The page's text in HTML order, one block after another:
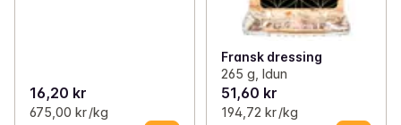
16,20 kr
675,00 kr /kg
Fransk dressing
265 g, Idun
51,60 kr
194,72 kr /kg